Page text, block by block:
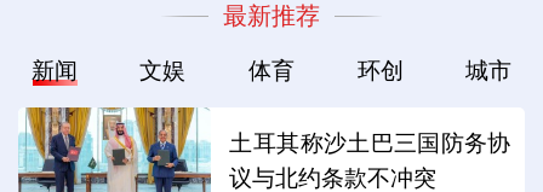
最新推荐
新闻 文娱 体育 环创 城市
土耳其称沙土巴三国防务协
议与北约条款不冲突